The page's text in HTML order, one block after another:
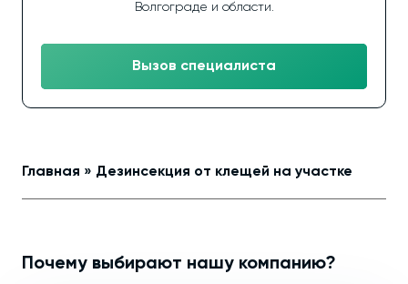
Волгограде и области.
Вызов специалиста
Главная » Дезинсекция от клещей на участке
Почему выбирают нашу компанию?